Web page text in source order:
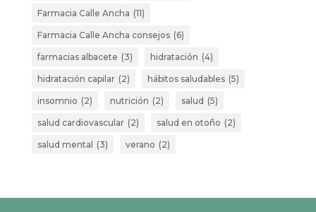
Farmacia Calle Ancha (11)
Farmacia Calle Ancha consejos (6)
farmacias albacete (3) hidratación (4)
hidratación capilar (2) hábitos saludables (5)
insomnio (2) nutrición (2) salud (5)
salud cardiovascular (2) salud en otoño (2)
salud mental (3) verano (2)